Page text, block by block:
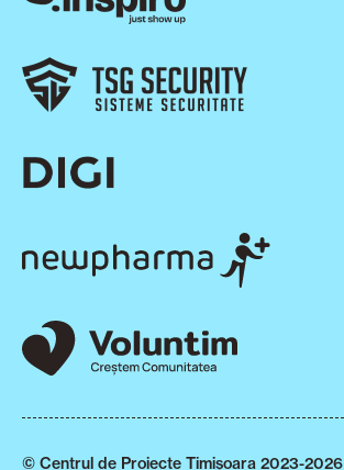
© Centrul de Proiecte Timișoara 2023-2026